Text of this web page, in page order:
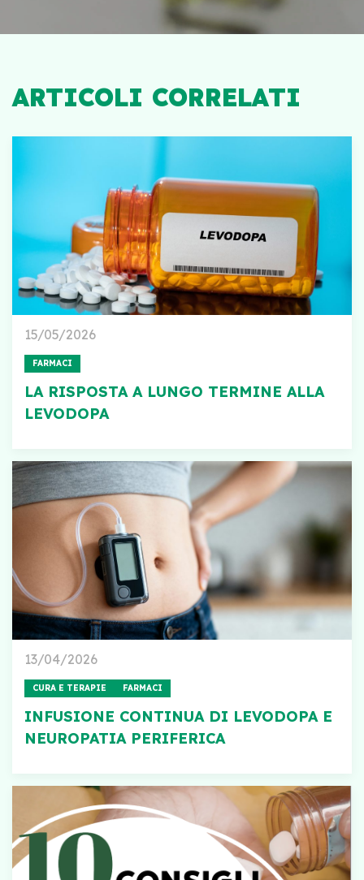
ARTICOLI CORRELATI
15/05/2026
FARMACI
LA RISPOSTA A LUNGO TERMINE ALLA
LEVODOPA
13/04/2026
CURA E TERAPIE FARMACI
INFUSIONE CONTINUA DI LEVODOPA E
NEUROPATIA PERIFERICA